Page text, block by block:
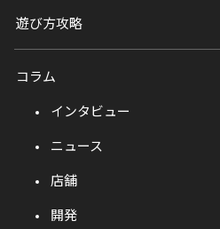
遊び方攻略
コラム
インタビュー
ニュース
店舗
開発